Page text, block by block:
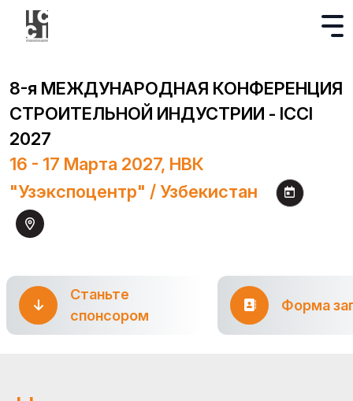
8-я МЕЖДУНАРОДНАЯ КОНФЕРЕНЦИЯ
СТРОИТЕЛЬНОЙ ИНДУСТРИИ - ICCI
2027
16 - 17 Марта 2027, НВК
"Узэкспоцентр" / Узбекистан
Станьте
спонсором
Форма